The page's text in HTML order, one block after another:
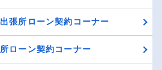
張所ローン契約コーナー
ローン契約コーナー